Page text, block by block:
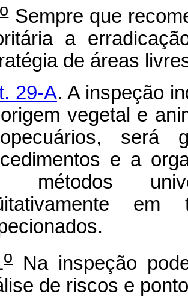
oSempre que
a
de áreas
29-A. A inspeção
vegetal e
e a
métodos
em
oNa inspeção
de riscos e